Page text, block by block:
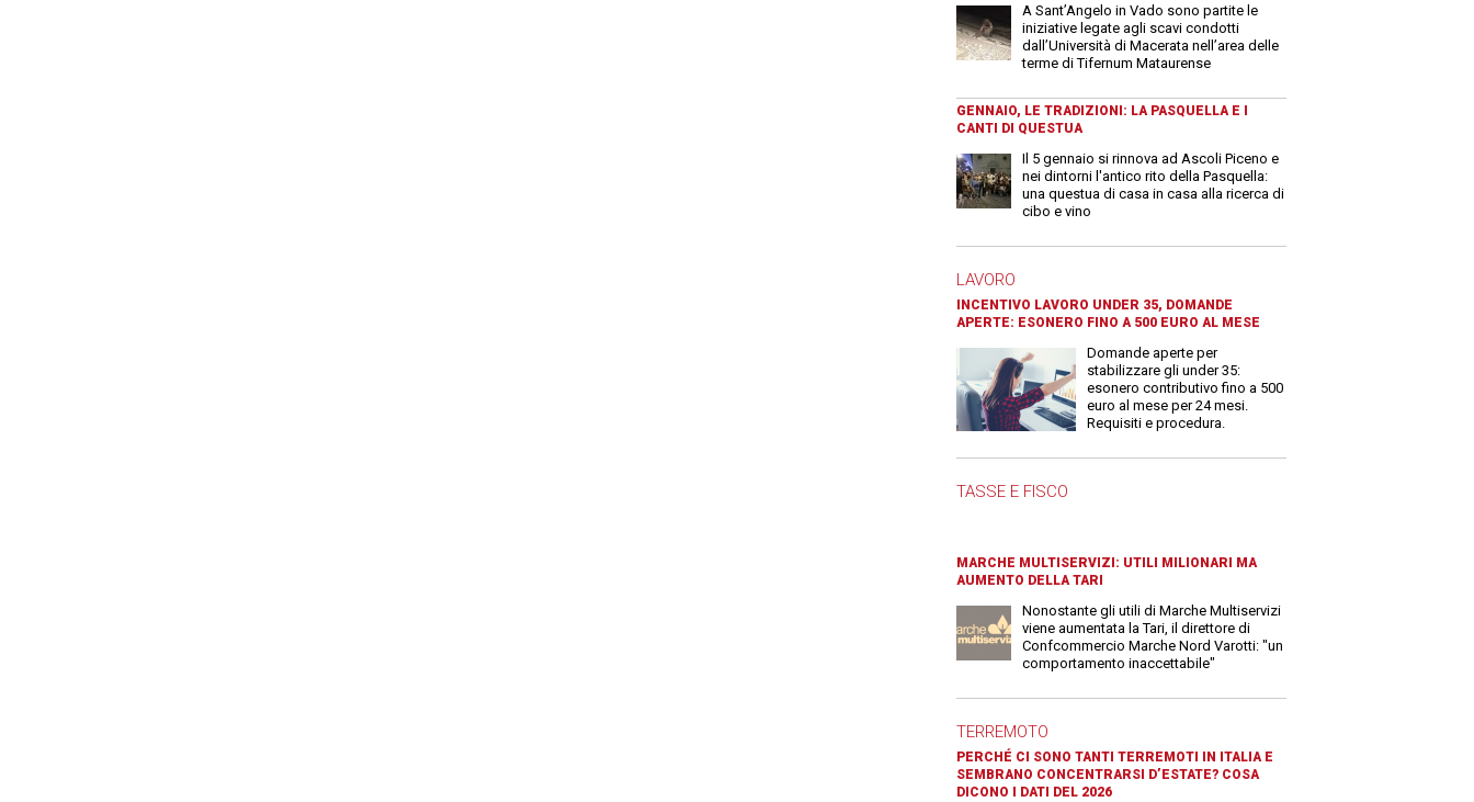
A Sant’Angelo in Vado sono partite le
iniziative legate agli scavi condotti
dall’Università di Macerata nell’area delle
terme di Tifernum Mataurense
GENNAIO, LE TRADIZIONI: LA PASQUELLA E I
CANTI DI QUESTUA
Il 5 gennaio si rinnova ad Ascoli Piceno e
nei dintorni l'antico rito della Pasquella:
una questua di casa in casa alla ricerca di
cibo e vino
LAVORO
INCENTIVO LAVORO UNDER 35, DOMANDE
APERTE: ESONERO FINO A 500 EURO AL MESE
Domande aperte per
stabilizzare gli under 35:
esonero contributivo fino a 500
euro al mese per 24 mesi.
Requisiti e procedura.
TASSE E FISCO
MARCHE MULTISERVIZI: UTILI MILIONARI MA
AUMENTO DELLA TARI
Nonostante gli utili di Marche Multiservizi
viene aumentata la Tari, il direttore di
Confcommercio Marche Nord Varotti: "un
comportamento inaccettabile"
TERREMOTO
PERCHÉ CI SONO TANTI TERREMOTI IN ITALIA E
SEMBRANO CONCENTRARSI D’ESTATE? COSA
DICONO I DATI DEL 2026